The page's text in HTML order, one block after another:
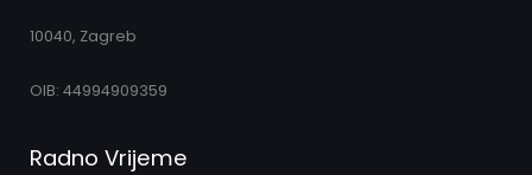
10040, Zagreb
OIB: 44994909359
Radno Vrijeme